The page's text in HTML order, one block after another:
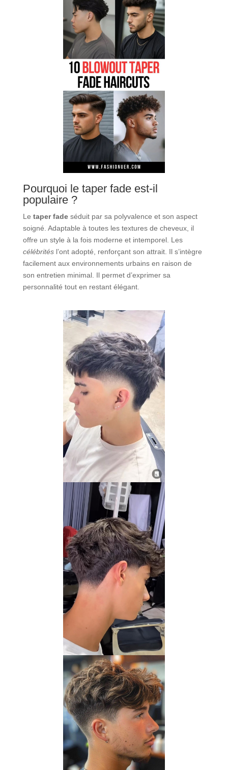
Pourquoi le taper fade est-il
populaire ?
Le taper fadeséduit par sa polyvalence et son aspect
soigné. Adaptable à toutes les textures de cheveux, il
offre un style à la fois moderne et intemporel. Les
célébritésl’ont adopté, renforçant son attrait. Il s’intègre
facilement aux environnements urbains en raison de
son entretien minimal. Il permet d’exprimer sa
personnalité tout en restant élégant.